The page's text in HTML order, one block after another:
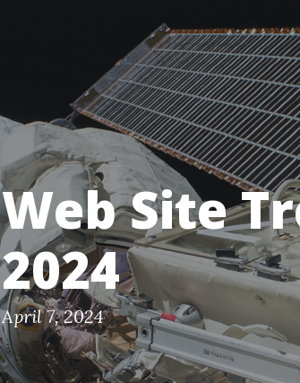
Web Site
2024
April 7, 2024